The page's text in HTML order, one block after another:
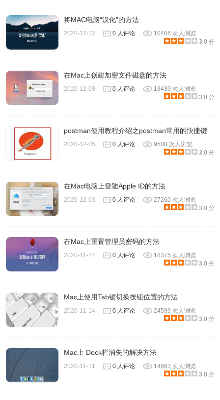
将MAC电脑“汉化”的方法
2020-12-12 0 人评论
10406 次人浏览
3.0 分
在Mac上创建加密文件磁盘的方法
2020-12-09 0 人评论
13439 次人浏览
3.0 分
postman使用教程介绍之postman常用的快捷键
2020-12-05 0 人评论
9508 次人浏览
3.0 分
在Mac电脑上登陆Apple ID的方法
2020-12-03 0 人评论
27260 次人浏览
3.0 分
在Mac上重置管理员密码的方法
2020-11-24 0 人评论
18375 次人浏览
3.0 分
Mac上使用Tab键切换按钮位置的方法
2020-11-14 0 人评论
24599 次人浏览
3.0 分
Mac上 Dock栏消失的解决方法
2020-11-11 0 人评论
14863 次人浏览
3.0 分